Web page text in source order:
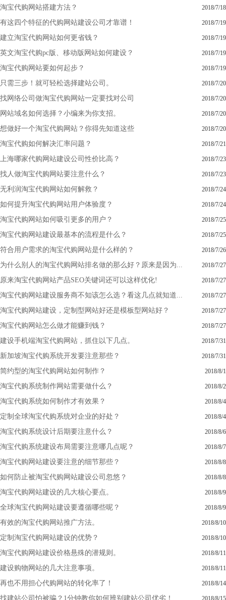
淘宝代购网站搭建方法？ 2018/7/18
有这四个特征的代购网站建设公司才靠谱！ 2018/7/19
建立淘宝代购网站如何更省钱？ 2018/7/19
英文淘宝代购pc版、移动版网站如何建设？ 2018/7/19
淘宝代购网站要如何起步？ 2018/7/19
只需三步！就可轻松选择建站公司。 2018/7/20
找网络公司做淘宝代购网站一定要找对公司 2018/7/20
网站域名如何选择？小编来为你支招。 2018/7/20
想做好一个淘宝代购网站？你得先知道这些 2018/7/20
淘宝代购如何解决汇率问题？ 2018/7/21
上海哪家代购网站建设公司性价比高？ 2018/7/23
找人做淘宝代购网站要注意什么？ 2018/7/23
无利润淘宝代购网站如何解救？ 2018/7/24
如何提升淘宝代购网站用户体验度？ 2018/7/24
淘宝代购网站如何吸引更多的用户？ 2018/7/25
淘宝代购网站建设最基本的流程是什么？ 2018/7/25
符合用户需求的淘宝代购网站是什么样的？ 2018/7/26
为什么别人的淘宝代购网站排名做的那么好？原来是因为... 2018/7/27
原来淘宝代购网站产品SEO关键词还可以这样优化! 2018/7/27
淘宝代购网站建设服务商不知该怎么选？看这几点就知道... 2018/7/27
淘宝代购网站建设，定制型网站好还是模板型网站好？ 2018/7/27
淘宝代购网站怎么做才能赚到钱？ 2018/7/27
建设手机端淘宝代购网站，抓住以下几点。 2018/7/31
新加坡淘宝代购系统开发要注意那些？ 2018/7/31
简约型的淘宝代购网站如何制作？ 2018/8/1
淘宝代购系统制作网站需要做什么？ 2018/8/2
淘宝代购系统如何制作才有效果？ 2018/8/4
定制全球淘宝代购系统对企业的好处？ 2018/8/4
淘宝代购系统设计后期要注意什么？ 2018/8/6
淘宝代购系统建设布局需要注意哪几点呢？ 2018/8/7
淘宝代购网站建设要注意的细节那些？ 2018/8/8
如何防止被淘宝代购网站建设公司忽悠？ 2018/8/8
淘宝代购网站建设的几大核心要点。 2018/8/9
全球淘宝代购网站建设要遵循哪些呢？ 2018/8/9
有效的淘宝代购网站推广方法。 2018/8/10
定制淘宝代购网站建设的优势？ 2018/8/10
淘宝代购网站建设价格悬殊的潜规则。 2018/8/11
建设购物网站的几大注意事项。 2018/8/11
再也不用担心代购网站的转化率了！ 2018/8/14
找建站公司怕被骗？1分钟教你如何辨别建站公司优劣！ 2018/8/15